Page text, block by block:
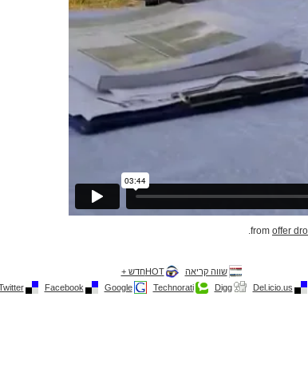
offer
.
שווה קריאה
HOTחדש +
Del.icio.us
Digg
Technorati
Google
Facebook